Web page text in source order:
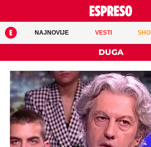
NAJNOVIJE VESTI
DUGA